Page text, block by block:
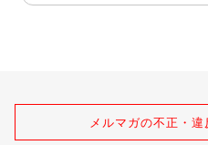
メルマガの不正・